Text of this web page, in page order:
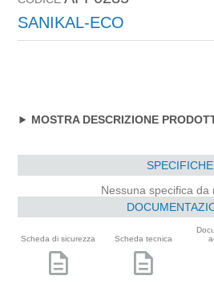
SANIKAL-ECO
MOSTRA DESCRIZIONE
SPECIFICHE
Nessuna specifica da
Scheda di sicurezza
description
Scheda tecnica
description